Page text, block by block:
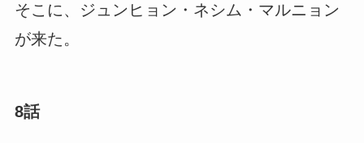
そこに、ジュンヒョン・ネシム・マルニョン
が来た。
8話